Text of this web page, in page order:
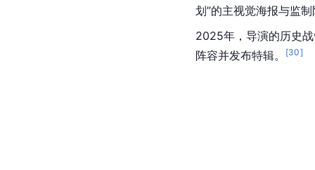
划”的主视觉海报与监
2025年，导演的历史
阵容并发布特辑。
[30]